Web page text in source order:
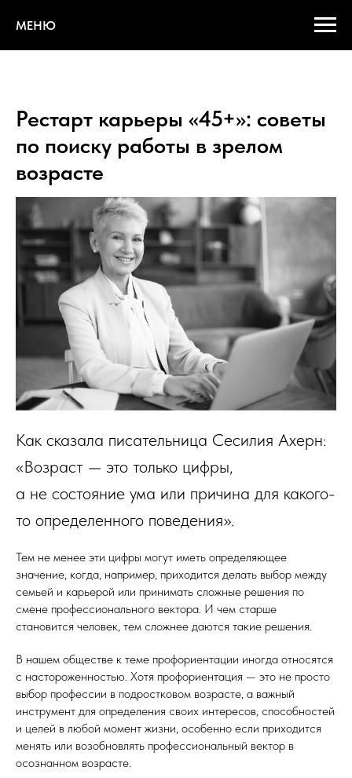
МЕНЮ
Рестарт карьеры «45+»: советы
по поиску работы в зрелом
возрасте
Как сказала писательница Сесилия Ахерн:
«Возраст — это только цифры,
а не состояние ума или причина для какого-
то определенного поведения».
Тем не менее эти цифры могут иметь определяющее
значение, когда, например, приходится делать выбор между
семьей и карьерой или принимать сложные решения по
смене профессионального вектора. И чем старше
становится человек, тем сложнее даются такие решения.
В нашем обществе к теме профориентации иногда относятся
с настороженностью. Хотя профориентация — это не просто
выбор профессии в подростковом возрасте, а важный
инструмент для определения своих интересов, способностей
и целей в любой момент жизни, особенно если приходится
менять или возобновлять профессиональный вектор в
осознанном возрасте.